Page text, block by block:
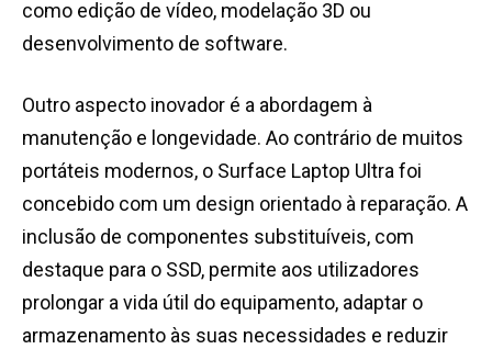
como edição de vídeo, modelação 3D ou
desenvolvimento de software.
Outro aspecto inovador é a abordagem à
manutenção e longevidade. Ao contrário de muitos
portáteis modernos, o Surface Laptop Ultra foi
concebido com um design orientado à reparação. A
inclusão de componentes substituíveis, com
destaque para o SSD, permite aos utilizadores
prolongar a vida útil do equipamento, adaptar o
armazenamento às suas necessidades e reduzir